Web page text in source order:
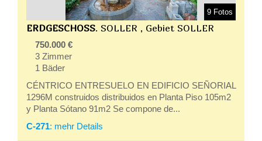
9 Fotos
ERDGESCHOSS. SOLLER , Gebiet SOLLER
750.000 €
3 Zimmer
1 Bäder
CÉNTRICO ENTRESUELO EN EDIFICIO SEÑORIAL
1296M construidos distribuidos en Planta Piso 105m2
y Planta Sótano 91m2 Se compone de...
C-271: mehr Details